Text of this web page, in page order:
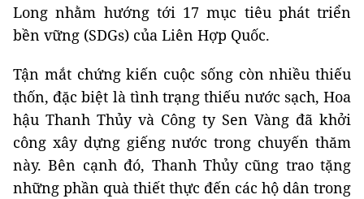
Long nhằm hướng tới 17 mục tiêu phát triển
bền vững (SDGs) của Liên Hợp Quốc.
Tận mắt chứng kiến cuộc sống còn nhiều thiếu
thốn, đặc biệt là tình trạng thiếu nước sạch, Hoa
hậu Thanh Thủy và Công ty Sen Vàng đã khởi
công xây dựng giếng nước trong chuyến thăm
này. Bên cạnh đó, Thanh Thủy cũng trao tặng
những phần quà thiết thực đến các hộ dân trong